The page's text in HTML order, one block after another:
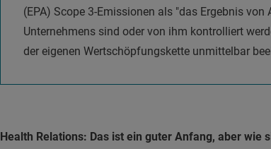
(EPA) Scope 3-Emissionen als "das Ergebnis
Unternehmens sind oder von ihm kontrolliert
der eigenen Wertschöpfungskette unmittelbar
Health Relations: Das ist ein guter Anfang, aber wie